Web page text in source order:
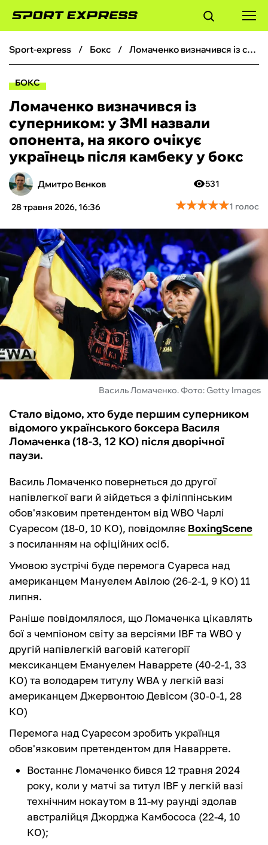
ФУТБОЛ
БОКС
ХОКЕЙ
ТЕНІС
КІБЕРСПОРТ
ЧС-2026
ФУТЗАЛ
ІНШІ
БУКМЕКЕРИ
sport-express бокс Ломаченко визначився із суперником: у ЗМІ назвали опонента, на якого очікує українець після камбеку у бокс
БОКС
Ломаченко визначився із
суперником: у ЗМІ назвали
опонента, на якого очікує
українець після камбеку у бокс
Дмитро Вєнков
28 травня 2026, 16:36
531
★★★★★
★★★★★1 голос
Василь Ломаченко. Фото: Getty Images
Стало відомо, хто буде першим суперником
відомого українського боксера Василя
Ломаченка (18-3, 12 КО) після дворічної
паузи.
Василь Ломаченко повернеться до другої
напівлегкої ваги й зійдеться з філіппінським
обов'язковим претендентом від WBO Чарлі
Суаресом (18-0, 10 КО), повідомляє BoxingScene
з посиланням на офіційних осіб.
Умовою зустрічі буде перемога Суареса над
американцем Мануелем Авілою (26-2-1, 9 КО) 11
липня.
Раніше повідомлялося, що Ломаченка цікавлять
бої з чемпіоном світу за версіями IBF та WBO у
другій напівлегкій ваговій категорії
мексиканцем Емануелем Наваррете (40-2-1, 33
КО) та володарем титулу WBA у легкій вазі
американцем Джервонтою Девісом (30-0-1, 28
КО)
Перемога над Суаресом зробить українця
обов'язковим претендентом для Наваррете.
Востаннє Ломаченко бився 12 травня 2024
року, коли у матчі за титул IBF у легкій вазі
технічним нокаутом в 11-му раунді здолав
австралійця Джорджа Камбососа (22-4, 10
КО);